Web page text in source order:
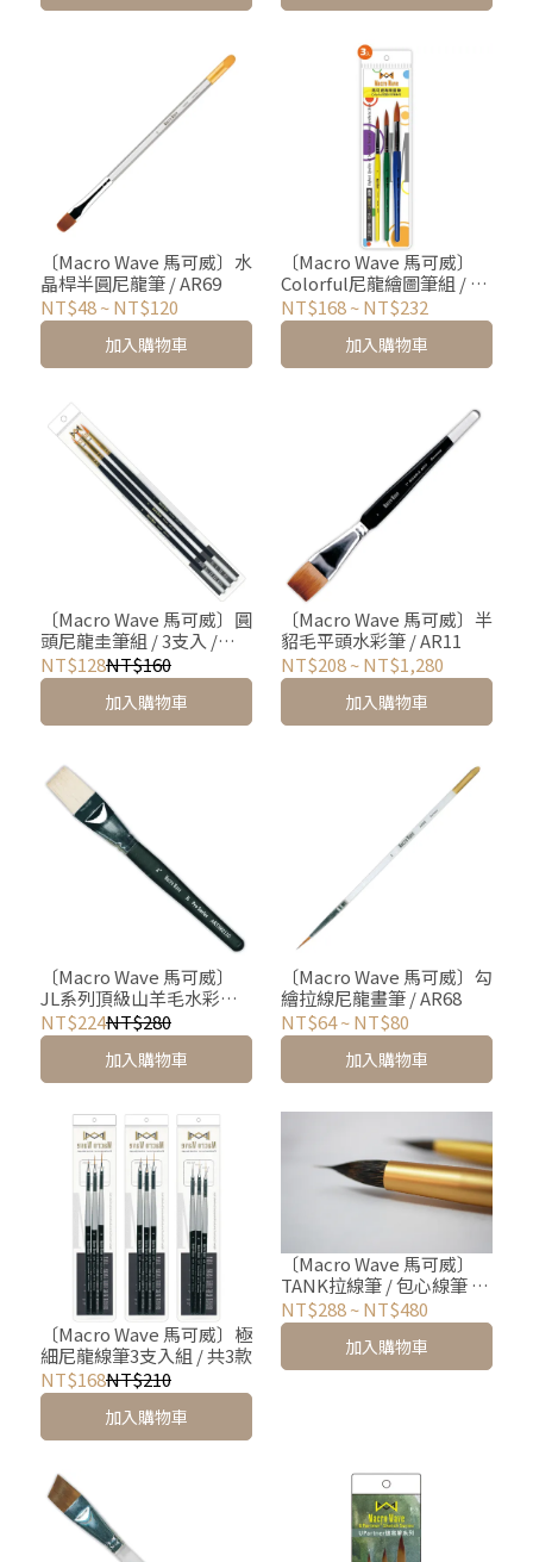
〔Macro Wave 馬可威〕水
晶桿半圓尼龍筆 / AR69
NT$48~NT$120
加入購物車
〔Macro Wave 馬可威〕
Colorful尼龍繪圖筆組 / 3
支、5支入 / 共4款
NT$168~NT$232
加入購物車
〔Macro Wave 馬可威〕圓
頭尼龍圭筆組 / 3支入 /
AR7199
NT$128NT$160
加入購物車
〔Macro Wave 馬可威〕半
貂毛平頭水彩筆 / AR11
NT$208~NT$1,280
加入購物車
〔Macro Wave 馬可威〕
JL系列頂級山羊毛水彩排
刷 / 1" / 共2色
NT$224NT$280
加入購物車
〔Macro Wave 馬可威〕勾
繪拉線尼龍畫筆 / AR68
NT$64~NT$80
加入購物車
〔Macro Wave 馬可威〕極
細尼龍線筆3支入組 / 共3款
NT$168NT$210
加入購物車
〔Macro Wave 馬可威〕
TANK拉線筆 / 包心線筆 /
油筒筆 / AR115
NT$288~NT$480
加入購物車